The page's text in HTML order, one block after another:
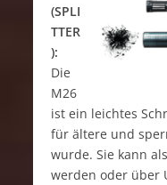
(SPLI
TTER
):
Die
M26
ist ein leichtes
für ältere und
wurde. Sie kann
werden oder über